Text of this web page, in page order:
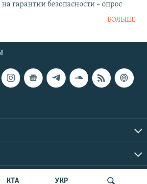
КТА УКР
гарантии безопасности – опрос
БОЛЬШЕ
Крым.Реалии, 2026 | Все права защищены.